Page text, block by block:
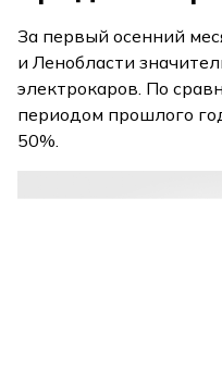
За первый осенний
и Ленобласти
электрокаров. По
периодом прошлого
50%.